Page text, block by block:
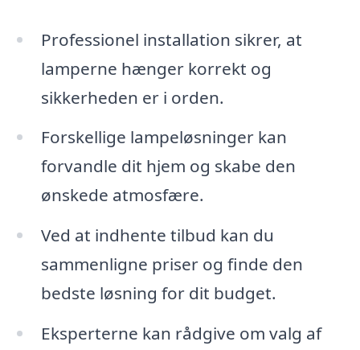
Professionel installation sikrer, at
lamperne hænger korrekt og
sikkerheden er i orden.
Forskellige lampeløsninger kan
forvandle dit hjem og skabe den
ønskede atmosfære.
Ved at indhente tilbud kan du
sammenligne priser og finde den
bedste løsning for dit budget.
Eksperterne kan rådgive om valg af